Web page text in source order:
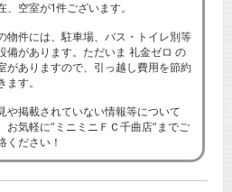
、空室が1件ございます。
物件には、駐車場、バス・トイレ別等
備があります。ただいま 礼金ゼロ の
がありますので、引っ越し費用を節約
ます。
や掲載されていない情報等について
お気軽に”ミニミニＦＣ千曲店”までご
ください！